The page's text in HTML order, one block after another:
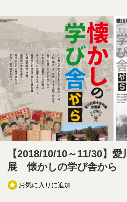
【2018/10/10～11/30】
展 懐かしの学び舎から
お気に入りに追加